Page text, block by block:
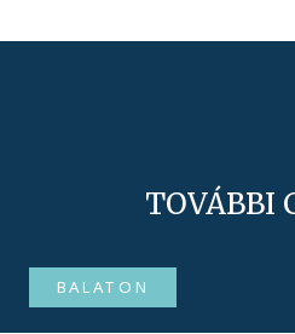
TOVÁBBI
BALATON